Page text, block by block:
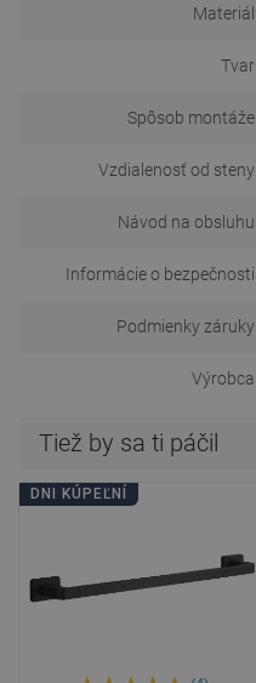
Materiál
Tvar
Spôsob montáže
Vzdialenosť od steny
Návod na obsluhu
Informácie o bezpečnosti
Podmienky záruky
Výrobca
Tiež by sa ti páčil
DNI KÚPEĽNÍ